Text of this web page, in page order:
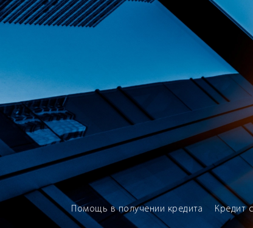
Brokery365 - Рейтинг
Помощь в получении кредита Кредит